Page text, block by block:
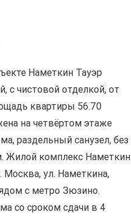
Наметкин Тауэр
с чистовой отделкой, от
квартиры 56.70
на четвёртом этаже
раздельный санузел, без
Жилой комплекс Наметкин
Москва, ул. Наметкина,
с метро Зюзино.
со сроком сдачи в 4